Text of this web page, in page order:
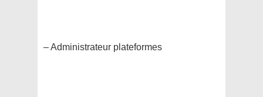
– Administrateur plateformes